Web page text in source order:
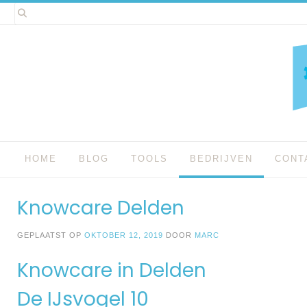
Spring
naar
HOME BLOG TOOLS BEDRIJVEN
Knowcare Delden
GEPLAATST OP OKTOBER 12, 2019 DOOR MARC
Knowcare in Delden
De IJsvogel 10